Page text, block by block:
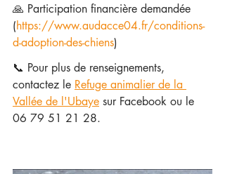
🙏 Participation financière demandée
(https://www.audacce04.fr/conditions-
d-adoption-des-chiens)
📞 Pour plus de renseignements,
contactez le Refuge animalier de la
Vallée de l'Ubaye sur Facebook ou le
06 79 51 21 28.